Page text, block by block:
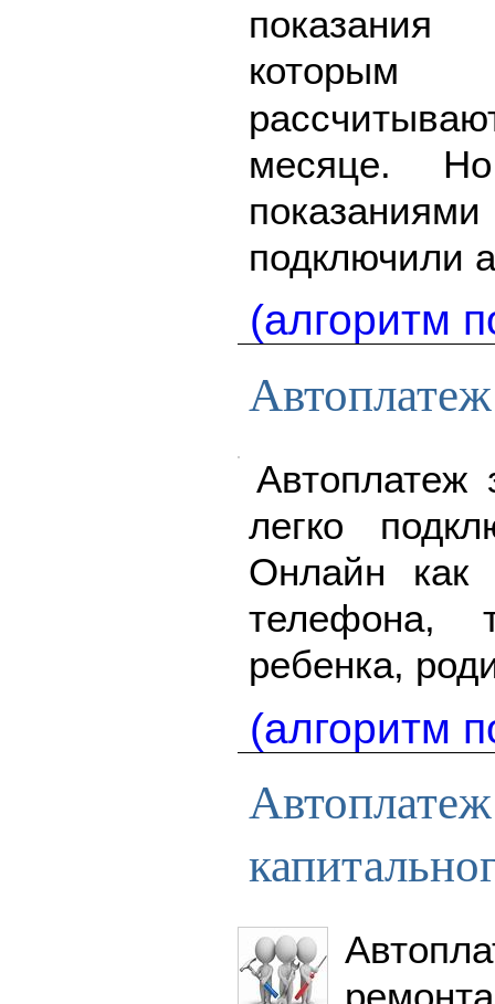
месяце.
подключили
(алгоритм
Автоплатеж
легко
Онлайн как
телефона,
ребенка,
(алгоритм